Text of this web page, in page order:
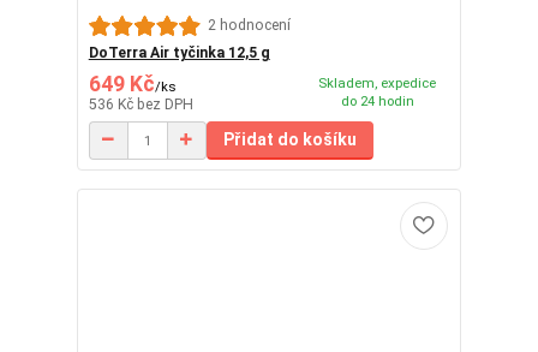
2 hodnocení
DoTerra Air tyčinka 12,5 g
649 Kč/ks
536 Kč bez DPH
Skladem, expedice
do 24 hodin
Přidat do košíku